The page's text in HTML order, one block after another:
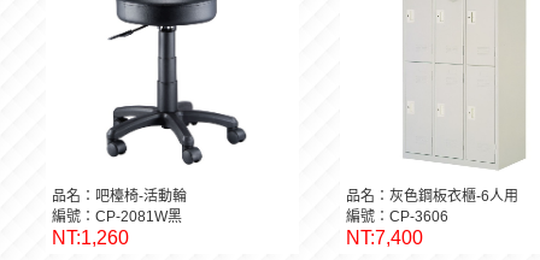
品名：吧檯椅-活動輪
編號：CP-2081W黑
NT:1,260
品名：灰色鋼板衣櫃-6人用
編號：CP-3606
NT:7,400